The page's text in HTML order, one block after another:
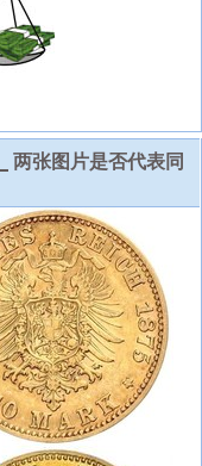
两张图片是否代表同